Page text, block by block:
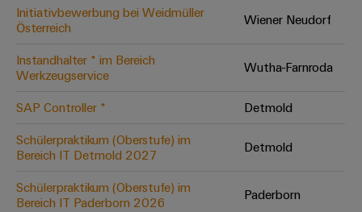
Kundenspezifische
Kabelkonfektionierung
Praxisnahe
Unsere Neuheiten
im Bereich
Initiativbewerbung bei Weidmüller
Österreich
Wiener Neudorf
Instandhalter * im Bereich
Werkzeugservice
Wutha-Farnroda
SAP Controller *
Detmold
Schülerpraktikum (Oberstufe) im
Bereich IT Detmold 2027
Detmold
Schülerpraktikum (Oberstufe) im
Bereich IT Paderborn 2026
Paderborn